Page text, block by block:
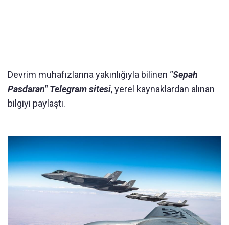
Devrim muhafızlarına yakınlığıyla bilinen "Sepah
Pasdaran" Telegram sitesi, yerel kaynaklardan alınan
bilgiyi paylaştı.